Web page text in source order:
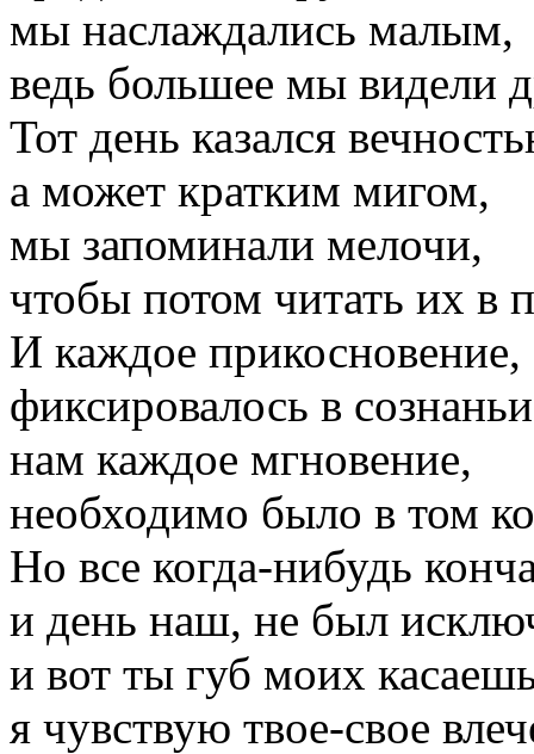
мы наслаждались малым,
ведь большее мы видели
Тот день казался
а может кратким мигом,
мы запоминали мелочи,
чтобы потом читать их в
И каждое прикосновение,
фиксировалось в
нам каждое мгновение,
необходимо было в том
Но все когда-нибудь
и день наш, не был
и вот ты губ моих
я чувствую твое-свое